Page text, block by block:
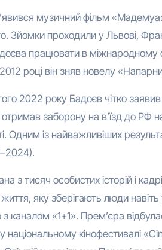
музичний фільм
Зйомки проходили у Львові,
працювати в міжнародному
році він зняв новелу
2022 року Бадоєв чітко
заборону на в’їзд до РФ
Одним із найважливіших
з тисяч особистих історій і
яку зберігають люди
з каналом «1+1». Прем’єра
національному кінофестивалі